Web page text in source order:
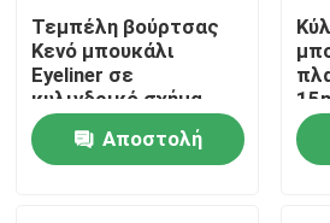
Αρχική Σελίδα
Προϊόντα
Σχετικά με εμάς
Τεμπέλη βούρτσας
Κενό μπουκάλι
Eyeliner σε
κυλινδρικό σχήμα
Εύκολη εφαρμογή και
ακριβείς γραμμές
Αποστολή